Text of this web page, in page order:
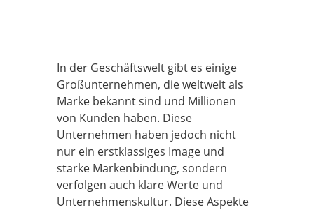
In der Geschäftswelt gibt es einige
Großunternehmen, die weltweit als
Marke bekannt sind und Millionen
von Kunden haben. Diese
Unternehmen haben jedoch nicht
nur ein erstklassiges Image und
starke Markenbindung, sondern
verfolgen auch klare Werte und
Unternehmenskultur. Diese Aspekte